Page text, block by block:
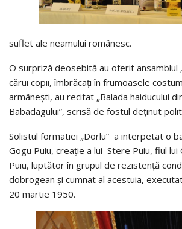
suflet ale neamului românesc.
O surpriză deosebită au oferit ansamblul
cărui copii, îmbrăcaţi în frumoasele
armâneşti, au recitat „Balada haiducului
Babadagului”, scrisă de fostul deţinut
Solistul formatiei „Dorlu” a interpetat o
Gogu Puiu, creaţie a lui Stere Puiu, fiul lui
Puiu, luptător în grupul de rezistenţă
dobrogean şi cumnat al acestuia,
20 martie 1950.